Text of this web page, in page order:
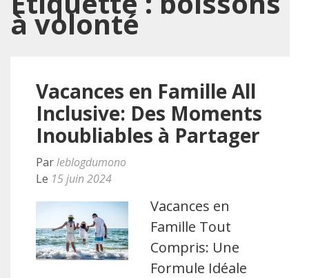
à volonté
Vacances en Famille All
Inclusive: Des Moments
Inoubliables à Partager
Parleblogdumono
Le 15 juin 2024
Vacances en
Famille Tout
Compris: Une
Formule Idéale